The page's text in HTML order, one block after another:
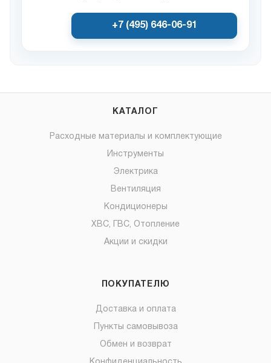
+7 (495) 646-06-91
КАТАЛОГ
Расходные материалы и комплектующие
Инструменты
Электрика
Вентиляция
Кондиционеры
ХВС, ГВС, Отопление
Акции и скидки
ПОКУПАТЕЛЮ
Доставка и оплата
Пункты самовывоза
Обмен и возврат